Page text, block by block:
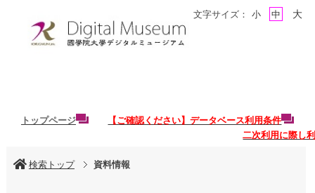
トップページ
【ご確認ください】データベース利用条件
二次利用に際し
文字サイズ： 小 中 大
検索トップ 資料情報